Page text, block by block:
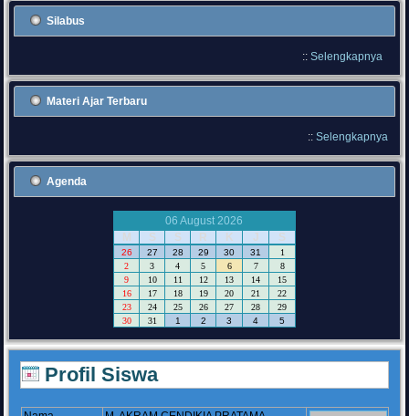
Silabus
:: Selengkapnya
Materi Ajar Terbaru
:: Selengkapnya
Agenda
06 August 2026
M
S S R K J S
26 27 28 29 30 31
1
2
3 4 5 6 7
8
9
10 11 12 13 14
15
16
17 18 19 20 21
22
23
24 25 26 27 28
29
30
31 1 2 3 4 5
Profil Siswa